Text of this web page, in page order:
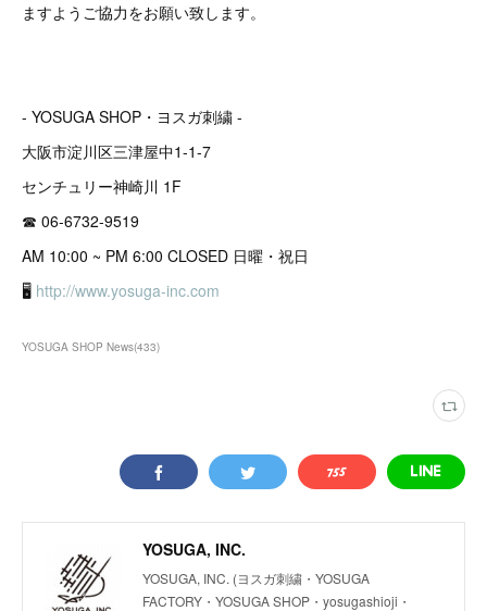
ますようご協力をお願い致します。
- YOSUGA SHOP・ヨスガ刺繍 -
大阪市淀川区三津屋中1-1-7
センチュリー神崎川 1F
☎︎ 06-6732-9519
AM 10:00 ~ PM 6:00 CLOSED 日曜・祝日
🖥 http://www.yosuga-inc.com
YOSUGA SHOP News(433)
YOSUGA, INC.
YOSUGA, INC. (ヨスガ刺繍・YOSUGA
FACTORY・YOSUGA SHOP・yosugashioji・